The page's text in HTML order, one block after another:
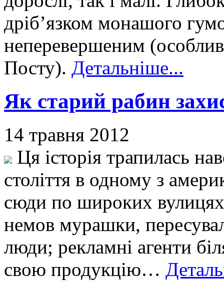
дріб’язком монашого
неперевершеним
Посту). Детальніше...
Як старий рабин
14 травня 2012
Ця історія трапилась
століття в одному з
сюди по широких вулицях
немов мурашки,
люди; рекламні агенти
свою продукцію…